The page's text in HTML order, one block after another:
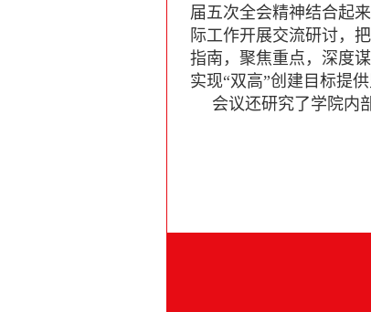
届五次全会精神结合起
际工作开展交流研讨，
指南，聚焦重点，深度
实现“双高”创建目标提供
会议还研究了学院内